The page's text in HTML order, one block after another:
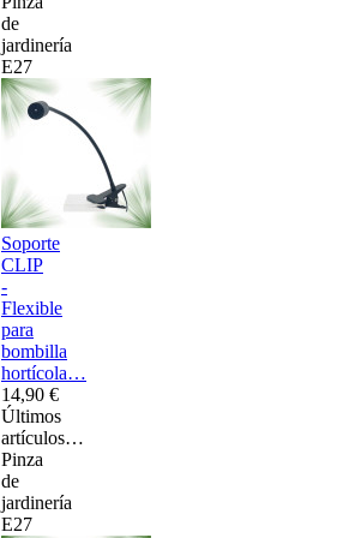
de
jardinería
E27
Soporte
CLIP
-
Flexible
para
bombilla
hortícola…
14,90 €
Últimos
artículos…
Pinza
de
jardinería
E27